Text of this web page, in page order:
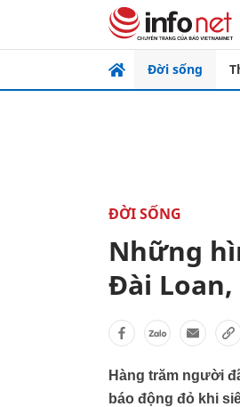
Đời sống
ĐỜI SỐNG
Những
Đài
Hàng trăm người
báo động đỏ khi